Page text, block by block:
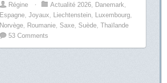
Régine ⋅ Actualité 2026 Danemark
Espagne Joyaux Liechtenstein Luxembourg
Norvège
Roumanie Saxe Suède Thaïlande
53 Comments